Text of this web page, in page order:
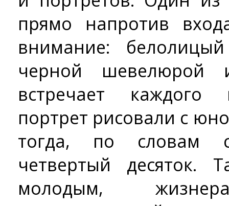
прямо напротив
внимание:
черной
встречает каждого
портрет рисовали с
тогда, по словам
четвертый десяток.
молодым,